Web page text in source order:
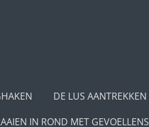
DE LUS AANTREKKEN
IN ROND MET GEVOELLENS